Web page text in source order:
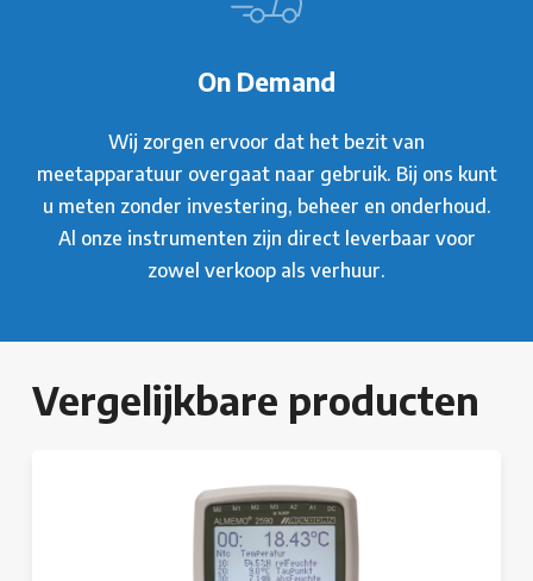
On Demand
Wij zorgen ervoor dat het bezit van
meetapparatuur overgaat naar gebruik. Bij ons kunt
u meten zonder investering, beheer en onderhoud.
Al onze instrumenten zijn direct leverbaar voor
zowel verkoop als verhuur.
Vergelijkbare producten